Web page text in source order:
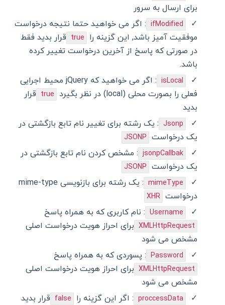
برای ارسال به سرور
ifModified : اگر می خواهید حتما نتیجه درخواست
موفقیت آمیز باشد, این گزینه را
true قرار بدید فقط
در صورتی که پاسخ از آخرین درخواست تغییر کرده
باشد.
isLocal
: اگر می خواهید که jQuery محیط اجرایی
فعلی را بصورت محلی (local) در نظر بگیرد
true قرار
بدید
Jsonp : یک رشته برای تغییر نام تابع بازگشتی در
یک درخواست JSONP
jsonpCallbak : مشخص کردن نام تابع بازگشتی در
یک درخواست JSONP
mimeType
: یک رشته برای بازنویسی mime-type
درخواست XHR
Username : نام کاربری که به همراه پاسخ
XMLHttpRequest برای احراز هویت درخواست اصلی
مشخص می شود
Password : پسوردی که به همراه پاسخ
XMLHttpRequest برای احراز هویت درخواست اصلی
مشخص می شود
proccessData : اگر این گزینه را false قرار بدید